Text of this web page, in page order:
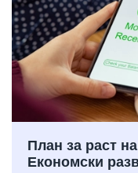
План за раст
Економски